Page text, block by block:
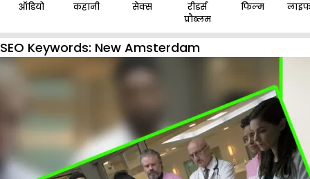
ऑडियो कहानी सेक्स
रीडर्स
प्रौब्लम
फिल्म
SEO Keywords: New Amsterdam